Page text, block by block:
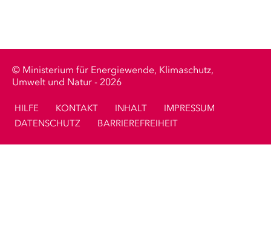
Ministerium für Energiewende, Klimaschutz,
Umwelt und Natur - 2026
HILFE KONTAKT INHALT
IMPRESSUM
DATENSCHUTZ
BARRIEREFREIHEIT